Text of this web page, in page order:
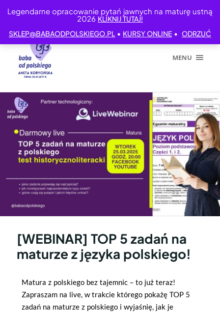
Legendarne opracowanie pytań jawnych na maturę ustną
2026 KLIKNIJ TUTAJ!
SKLEP@BABAODPOLSKIEGO.PL • KURSY ONLINE • ODRZUĆ
MENU
[WEBINAR] TOP 5 zadań na
maturze z języka polskiego!
Matura z polskiego bez tajemnic – to już teraz!
Zapraszam na live, w trakcie którego pokażę TOP 5
zadań na maturze z polskiego i wyjaśnię, jak je